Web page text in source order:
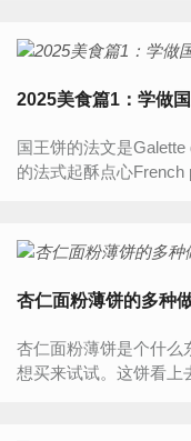
2025美食篇1：学做
国王饼的法文是
的法式起酥点心French
杏仁面粉薄饼的多种
杏仁面粉薄饼是个什么
想买来试试。这饼看上